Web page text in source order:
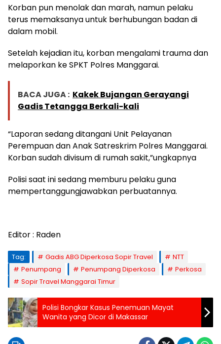
Korban pun menolak dan marah, namun pelaku
terus memaksanya untuk berhubungan badan di
dalam mobil.
Setelah kejadian itu, korban mengalami trauma dan
melaporkan ke SPKT Polres Manggarai.
BACA JUGA : Kakek Bujangan Gerayangi
Gadis Tetangga Berkali-kali
“Laporan sedang ditangani Unit Pelayanan
Perempuan dan Anak Satreskrim Polres Manggarai.
Korban sudah divisum di rumah sakit,”ungkapnya
Polisi saat ini sedang memburu pelaku guna
mempertanggungjawabkan perbuatannya.
Editor : Raden
Tag: Gadis ABG Diperkosa Sopir Travel
NTT
Penumpang
Penumpang Diperkosa
Perkosa
Sopir Travel Manggarai Timur
Polisi Bongkar Kasus Penemuan Mayat
Wanita yang Dicor di Makassar